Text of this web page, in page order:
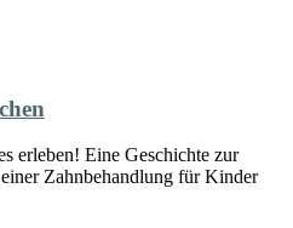
erleben! Eine Geschichte zur
Zahnbehandlung für Kinder